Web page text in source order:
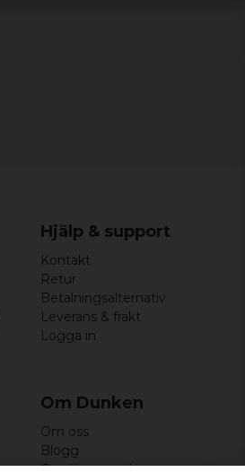
Hjälp & support
Kontakt
Retur
Betalningsalternativ
Leverans & frakt
Logga in
Om Dunken
Om oss
Blogg